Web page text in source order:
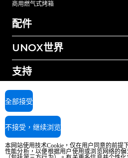
商用燃气式烤箱
配件
所有配件
手动清洗清洁剂
树脂过滤水处理
反渗透水处理
UNOX世界
我们在全球的办事处
支持
UNOX质保
查找经销商
查找服务中心
版权所有2026 UNOX SpA保留所有权利。
AI Content Disclaimer
本网站使用技术Cookie，仅在用户同意的前提
性能分析，以便根据用户使用或浏览网络的
全部接受
不接受，继续浏览